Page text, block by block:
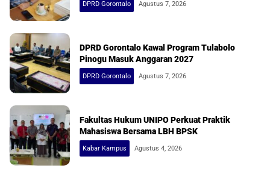
DPRD Gorontalo Agustus 7, 2026
DPRD Gorontalo Kawal Program Tulabolo
Pinogu Masuk Anggaran 2027
DPRD Gorontalo Agustus 7, 2026
Fakultas Hukum UNIPO Perkuat Praktik
Mahasiswa Bersama LBH BPSK
Kabar Kampus Agustus 4, 2026